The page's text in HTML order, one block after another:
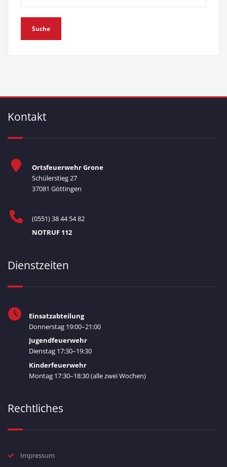
Kontakt
Ortsfeuerwehr Grone
Schülerstieg 27
37081 Göttingen
(0551) 38 44 54 82
NOTRUF 112
Dienstzeiten
Einsatzabteilung
Donnerstag 19:00–21:00
Jugendfeuerwehr
Dienstag 17:30–19:30
Kinderfeuerwehr
Montag 17:30–18:30 (alle zwei Wochen)
Rechtliches
Impressum